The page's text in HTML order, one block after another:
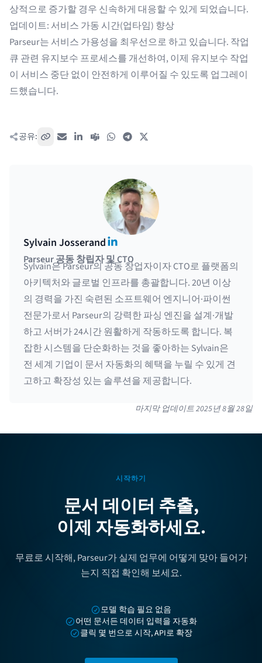
상적으로 증가할 경우 신속하게 대응할 수 있게 되었습니다.
업데이트: 서비스 가동 시간(업타임) 향상
Parseur는 서비스 가용성을 최우선으로 하고 있습니다. 작업
큐 관련 유지보수 프로세스를 개선하여, 이제 유지보수 작업
이 서비스 중단 없이 안전하게 이루어질 수 있도록 업그레이
드했습니다.
공유: 링크 복사이메일LinkedIn
Teams WhatsAppTelegram
Sylvain JosserandLinkedIn
Parseur 공동 창립자 및 CTO
Sylvain은 Parseur의 공동 창업자이자 CTO로 플랫폼의
아키텍처와 글로벌 인프라를 총괄합니다. 20년 이상
의 경력을 가진 숙련된 소프트웨어 엔지니어·파이썬
전문가로서 Parseur의 강력한 파싱 엔진을 설계·개발
하고 서버가 24시간 원활하게 작동하도록 합니다. 복
잡한 시스템을 단순화하는 것을 좋아하는 Sylvain은
전 세계 기업이 문서 자동화의 혜택을 누릴 수 있게 견
고하고 확장성 있는 솔루션을 제공합니다.
마지막 업데이트2025년 8월 28일
시작하기
문서 데이터 추출,
이제 자동화하세요.
무료로 시작해, Parseur가 실제 업무에 어떻게 맞아 들어가
는지 직접 확인해 보세요.
모델 학습 필요 없음
어떤 문서든 데이터 입력을 자동화
클릭 몇 번으로 시작, API로 확장